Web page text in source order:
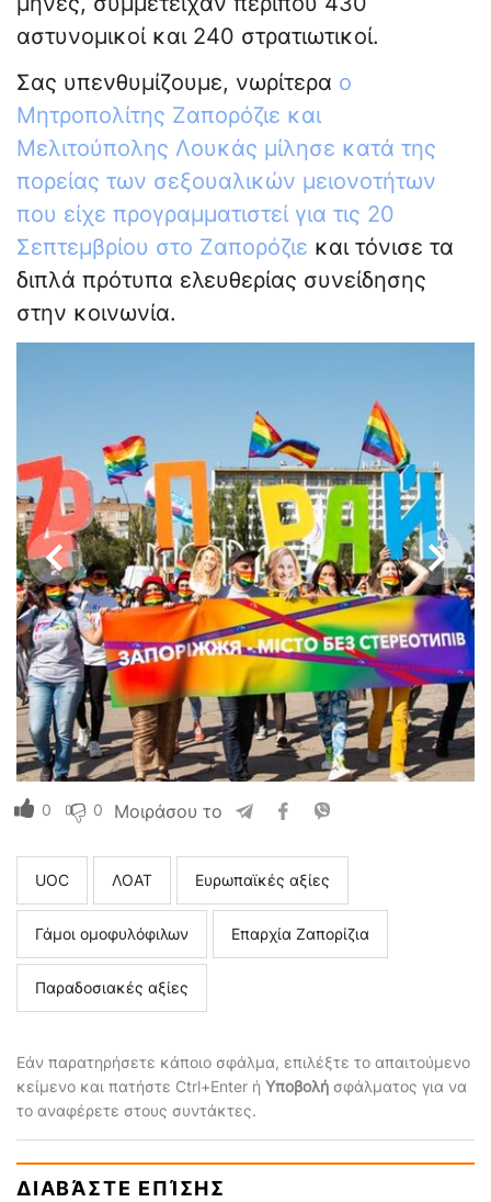
αστυνομικοί και 240 στρατιωτικοί.
Σας υπενθυμίζουμε, νωρίτερα ο
Μητροπολίτης Ζαπορόζιε και
Μελιτούπολης Λουκάς μίλησε κατά της
πορείας των σεξουαλικών μειονοτήτων
που είχε προγραμματιστεί για τις 20
Σεπτεμβρίου στο Ζαπορόζιε και τόνισε τα
διπλά πρότυπα ελευθερίας συνείδησης
στην κοινωνία.
0 0 Μοιράσου το
UOC ΛΟΑΤ Ευρωπαϊκές αξίες
Γάμοι ομοφυλόφιλων Επαρχία Ζαπορίζια
Παραδοσιακές αξίες
Εάν παρατηρήσετε κάποιο σφάλμα, επιλέξτε το απαιτούμενο
κείμενο και πατήστε Ctrl+Enter ή Υποβολή σφάλματος για να
το αναφέρετε στους συντάκτες.
ΔΙΑΒΆΣΤΕ ΕΠΊΣΗΣ